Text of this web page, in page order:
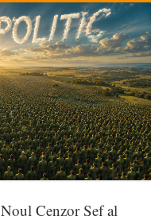
Noul Cenzor Şef al